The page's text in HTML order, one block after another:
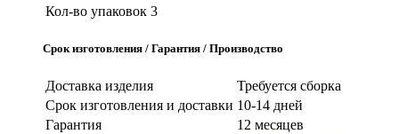
Кол-во упаковок 3
Срок изготовления / Гарантия / Производство
Доставка изделия
Требуется сборка
Срок изготовления и доставки 10-14 дней
Гарантия
12 месяцев